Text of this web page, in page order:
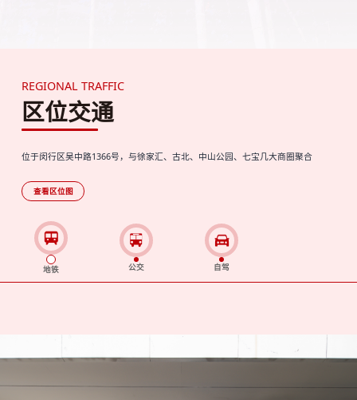
REGIONAL TRAFFIC
区位交通
位于闵行区吴中路1366号，与徐家汇、古北、中山公园、七宝几大商圈聚合
查看区位图
地铁 公交 自驾